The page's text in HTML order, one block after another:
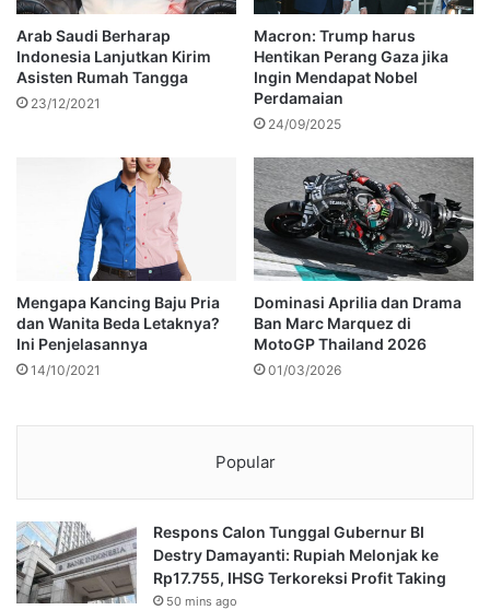
Arab Saudi Berharap
Indonesia Lanjutkan Kirim
Asisten Rumah Tangga
23/12/2021
Macron: Trump harus
Hentikan Perang Gaza jika
Ingin Mendapat Nobel
Perdamaian
24/09/2025
Mengapa Kancing Baju Pria
dan Wanita Beda Letaknya?
Ini Penjelasannya
14/10/2021
Dominasi Aprilia dan Drama
Ban Marc Marquez di
MotoGP Thailand 2026
01/03/2026
Popular
Respons Calon Tunggal Gubernur BI
Destry Damayanti: Rupiah Melonjak ke
Rp17.755, IHSG Terkoreksi Profit Taking
50 mins ago